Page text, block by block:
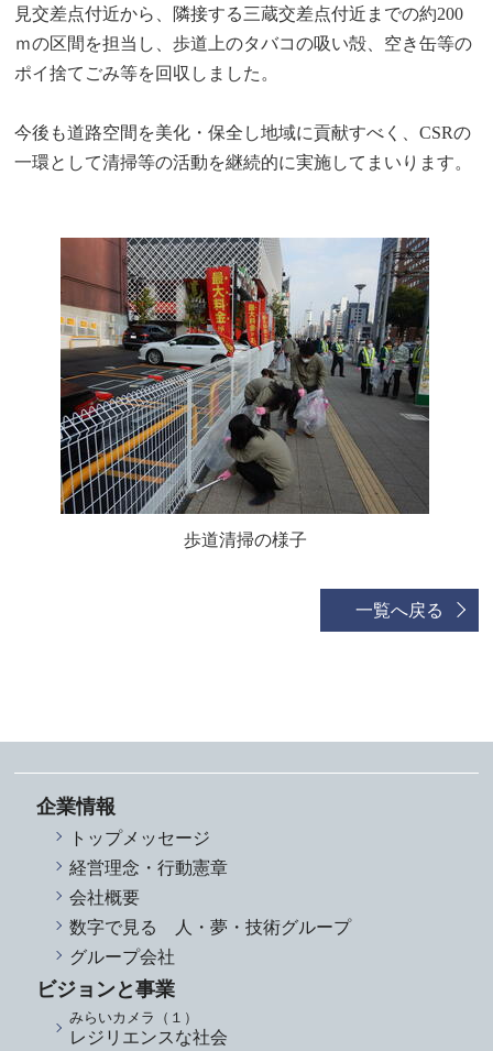
見交差点付近から、隣接する三蔵交差点付近までの約200
ｍの区間を担当し、歩道上のタバコの吸い殻、空き缶等の
ポイ捨てごみ等を回収しました。
今後も道路空間を美化・保全し地域に貢献すべく、CSRの
一環として清掃等の活動を継続的に実施してまいります。
歩道清掃の様子
一覧へ戻る
企業情報
トップメッセージ
経営理念・行動憲章
会社概要
数字で見る 人・夢・技術グループ
グループ会社
ビジョンと事業
みらいカメラ（１）
レジリエンスな社会